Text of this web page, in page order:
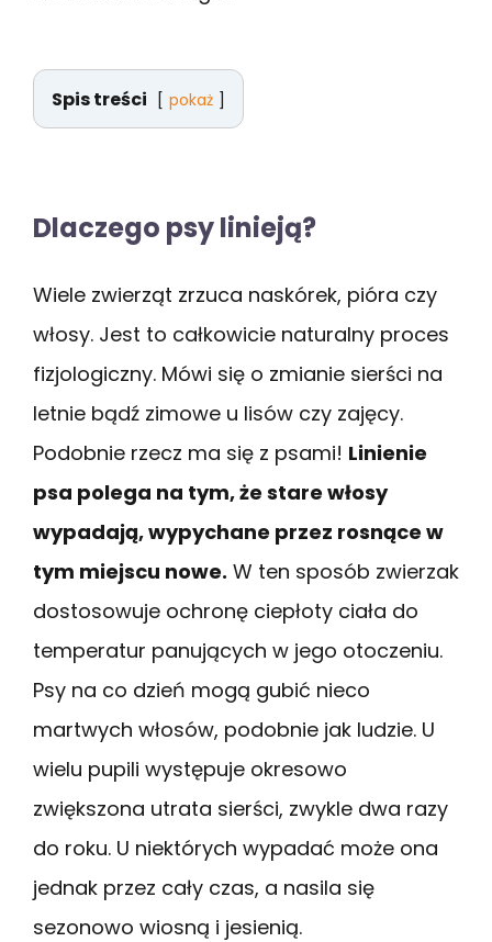
Spis treści pokaż
Dlaczego psy linieją?
Wiele zwierząt zrzuca naskórek, pióra czy
włosy. Jest to całkowicie naturalny proces
fizjologiczny. Mówi się o zmianie sierści na
letnie bądź zimowe u lisów czy zajęcy.
Podobnie rzecz ma się z psami! Linienie
psa polega na tym, że stare włosy
wypadają, wypychane przez rosnące w
tym miejscu nowe. W ten sposób zwierzak
dostosowuje ochronę ciepłoty ciała do
temperatur panujących w jego otoczeniu.
Psy na co dzień mogą gubić nieco
martwych włosów, podobnie jak ludzie. U
wielu pupili występuje okresowo
zwiększona utrata sierści, zwykle dwa razy
do roku. U niektórych wypadać może ona
jednak przez cały czas, a nasila się
sezonowo wiosną i jesienią.